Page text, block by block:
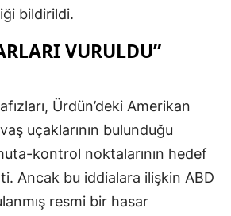
bildirildi.
VURULDU”
Ürdün’deki Amerikan
uçaklarının bulunduğu
kontrol noktalarının hedef
Ancak bu iddialara ilişkin ABD
resmi bir hasar